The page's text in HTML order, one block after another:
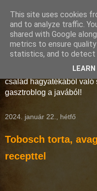
Storno-
A művelt polgárság és az
18-19. században.
Soproni Múzeum
család hagyatékából
gasztroblog a javából!
2024. január 22., hétfő
Tobosch torta,
recepttel
This site uses cookies
and to analyze traffic.
shared with Google
metrics to ensure
statistics, and to detect